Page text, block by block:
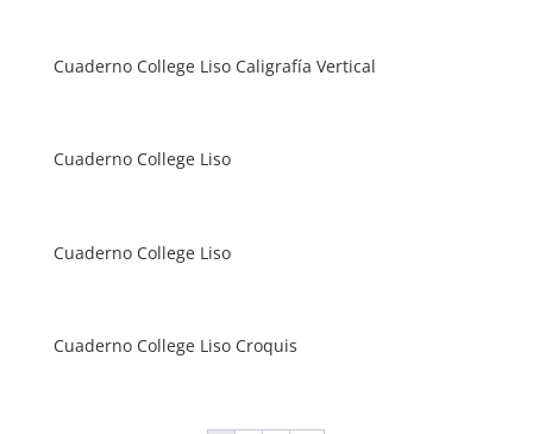
Cuaderno College Liso Caligrafía Vertical
Cuaderno College Liso
Cuaderno College Liso
Cuaderno College Liso Croquis